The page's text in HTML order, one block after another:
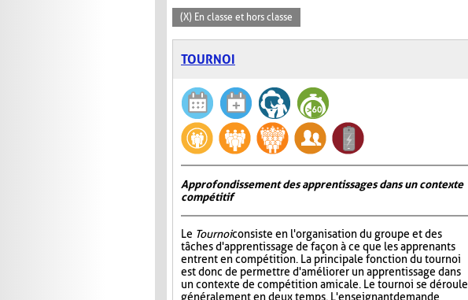
(X) En classe et hors classe
TOURNOI
Approfondissement des apprentissages dans un contexte
compétitif
Le Tournoiconsiste en l'organisation du groupe et des
tâches d'apprentissage de façon à ce que les apprenants
entrent en compétition. La principale fonction du tournoi
est donc de permettre d'améliorer un apprentissage dans
un contexte de compétition amicale. Le tournoi se déroule
généralement en deux temps. L'enseignant demande